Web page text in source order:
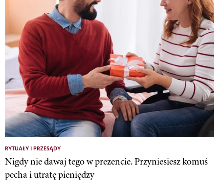
RYTUAŁY I PRZESĄDY
Nigdy nie dawaj tego w prezencie. Przyniesiesz komuś
pecha i utratę pieniędzy